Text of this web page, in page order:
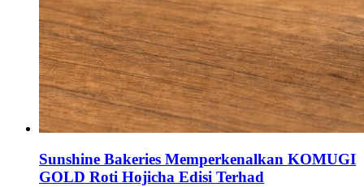
Sunshine Bakeries Memperkenalkan KOMUGI
GOLD Roti Hojicha Edisi Terhad